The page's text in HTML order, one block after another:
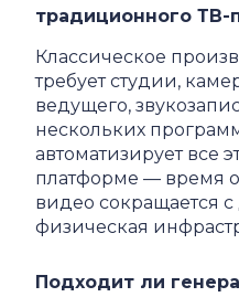
традиционного ТВ-
Классическое
требует студии,
ведущего,
нескольких
автоматизирует все
платформе — время
видео сокращается
физическая
Подходит ли